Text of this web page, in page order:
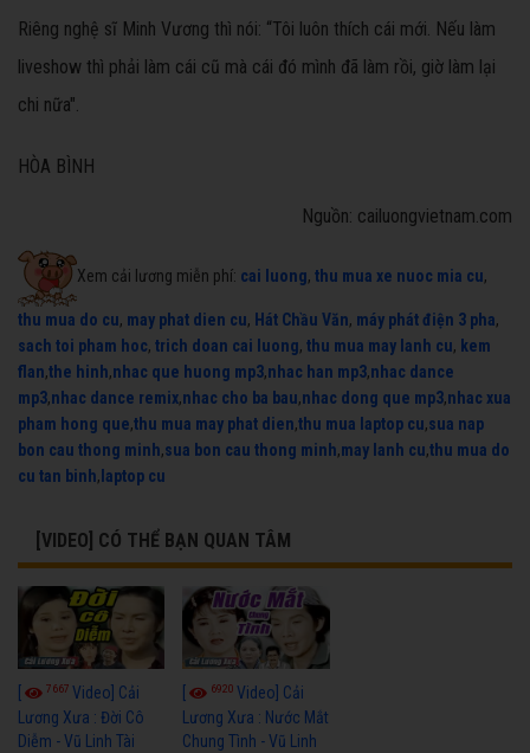
Riêng nghệ sĩ Minh Vương thì nói: “Tôi luôn thích cái mới. Nếu làm
liveshow thì phải làm cái cũ mà cái đó mình đã làm rồi, giờ làm lại
chi nữa".
HÒA BÌNH
Nguồn: cailuongvietnam.com
Xem cải lương miễn phí: cai luong, thu mua xe nuoc mia cu,
thu mua do cu, may phat dien cu, Hát Chầu Văn, máy phát điện 3 pha,
sach toi pham hoc, trich doan cai luong, thu mua may lanh cu, kem
flan,the hinh,nhac que huong mp3,nhac han mp3,nhac dance
mp3,nhac dance remix,nhac cho ba bau,nhac dong que mp3,nhac xua
pham hong que,thu mua may phat dien,thu mua laptop cu,sua nap
bon cau thong minh,sua bon cau thong minh,may lanh cu,thu mua do
cu tan binh, laptop cu
[VIDEO] CÓ THỂ BẠN QUAN TÂM
7667 Video] Cải
Lương Xưa : Đời Cô
Diễm - Vũ Linh Tài
6920Video] Cải
Lương Xưa : Nước Mắt
Chung Tình - Vũ Linh